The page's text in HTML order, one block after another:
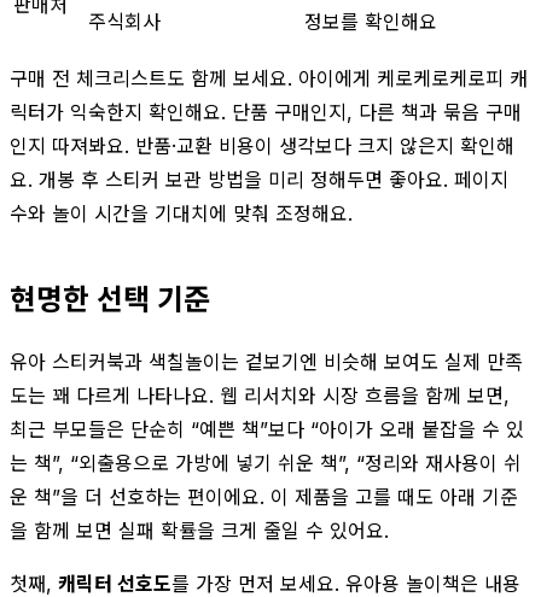
주식회사
정보를 확인해요
구매 전 체크리스트도 함께 보세요. 아이에게 케로케로케로피 캐
릭터가 익숙한지 확인해요. 단품 구매인지, 다른 책과 묶음 구매
인지 따져봐요. 반품·교환 비용이 생각보다 크지 않은지 확인해
요. 개봉 후 스티커 보관 방법을 미리 정해두면 좋아요. 페이지
수와 놀이 시간을 기대치에 맞춰 조정해요.
현명한 선택 기준
유아 스티커북과 색칠놀이는 겉보기엔 비슷해 보여도 실제 만족
도는 꽤 다르게 나타나요. 웹 리서치와 시장 흐름을 함께 보면,
최근 부모들은 단순히 “예쁜 책”보다 “아이가 오래 붙잡을 수 있
는 책”, “외출용으로 가방에 넣기 쉬운 책”, “정리와 재사용이 쉬
운 책”을 더 선호하는 편이에요. 이 제품을 고를 때도 아래 기준
을 함께 보면 실패 확률을 크게 줄일 수 있어요.
첫째, 캐릭터 선호도를 가장 먼저 보세요. 유아용 놀이책은 내용